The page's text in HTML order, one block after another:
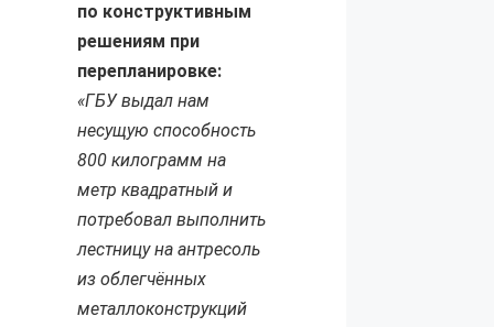
по конструктивным
решениям при
перепланировке:
«ГБУ выдал нам
несущую способность
800 килограмм на
метр квадратный и
потребовал выполнить
лестницу на антресоль
из облегчённых
металлоконструкций